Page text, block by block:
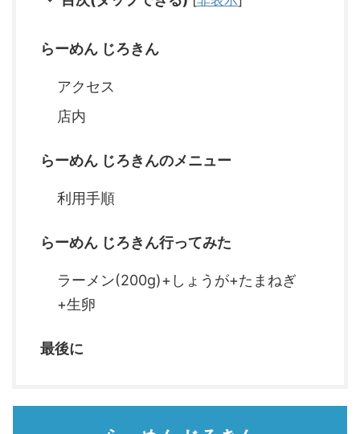
らーめん じろきん
アクセス
店内
らーめん じろきんのメニュー
利用手順
らーめん じろきん行ってみた
ラーメン(200g)+しょうが+たまねぎ
+生卵
最後に